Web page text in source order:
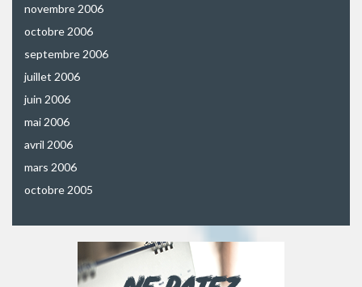
novembre 2006
octobre 2006
septembre 2006
juillet 2006
juin 2006
mai 2006
avril 2006
mars 2006
octobre 2005